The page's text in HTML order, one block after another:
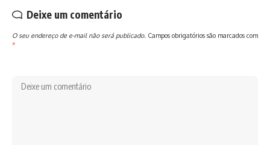
Deixe um comentário
O seu endereço de e-mail não será publicado. Campos obrigatórios são marcados com
*